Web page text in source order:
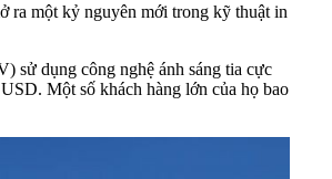
ra một kỷ nguyên mới trong kỹ thuật in
sử dụng công nghệ ánh sáng tia cực
Một số khách hàng lớn của họ bao